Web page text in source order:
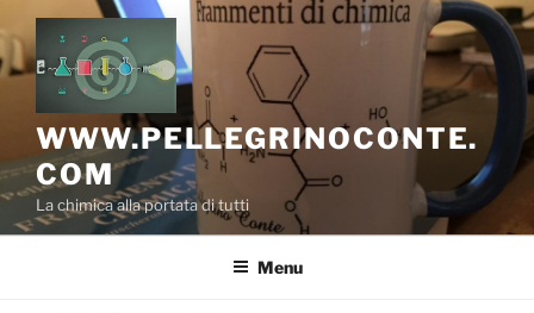
Salta
al
contenuto
WWW.PELLEGRINOCONTE.
COM
La chimica alla portata di tutti
Menu